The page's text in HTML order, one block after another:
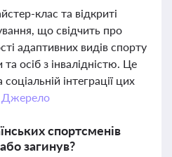
клас та відкриті
що свідчить про
адаптивних видів спорту
та осіб з інвалідністю. Це
соціальній інтеграції цих
Джерело
спортсменів
загинув?